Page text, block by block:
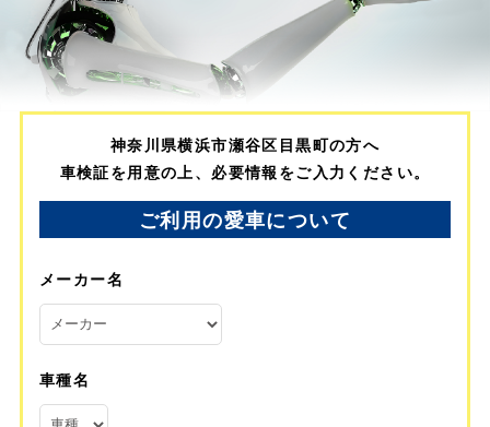
神奈川県横浜市瀬谷区目黒町の方へ
車検証を用意の上、必要情報をご入力ください。
ご利用の愛車について
メーカー名
車種名